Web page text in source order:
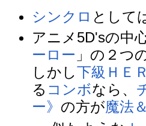
シンクロ として
アニメ5D'sの中
ーロー 」の２つ
しかし下級 ＨＥ
る コンボなら、
ー》 の方が魔法